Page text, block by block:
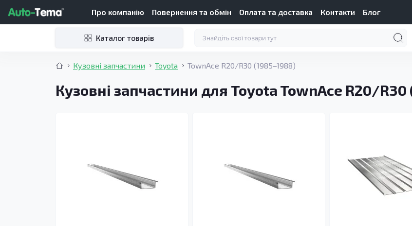
Про компанію Повернення та обмін Оплата та доставка Контакти Блог
Каталог товарів
Кузовні запчастини Toyota TownAce R20/R30 (1985–1988)
Кузовні запчастини для Toyota TownAce R20/R30